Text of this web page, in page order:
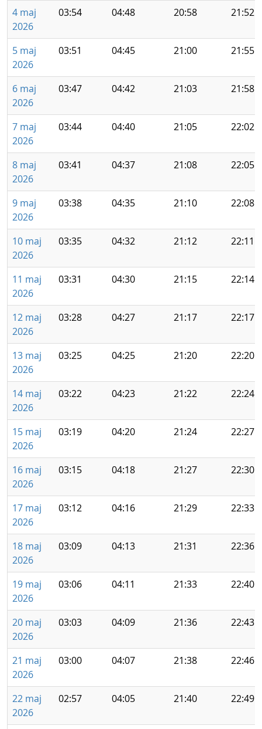
4 maj
2026
03:54 04:48 20:58 21:52
5 maj
2026
03:51 04:45 21:00 21:55
6 maj
2026
03:47 04:42 21:03 21:58
7 maj
2026
03:44 04:40 21:05 22:02
8 maj
2026
03:41 04:37 21:08 22:05
9 maj
2026
03:38 04:35 21:10 22:08
10 maj
2026
03:35 04:32 21:12 22:11
11 maj
2026
03:31 04:30 21:15 22:14
12 maj
2026
03:28 04:27 21:17 22:17
13 maj
2026
03:25 04:25 21:20 22:20
14 maj
2026
03:22 04:23 21:22 22:24
15 maj
2026
03:19 04:20 21:24 22:27
16 maj
2026
03:15 04:18 21:27 22:30
17 maj
2026
03:12 04:16 21:29 22:33
18 maj
2026
03:09 04:13 21:31 22:36
19 maj
2026
03:06 04:11 21:33 22:40
20 maj
2026
03:03 04:09 21:36 22:43
21 maj
2026
03:00 04:07 21:38 22:46
22 maj
2026
02:57 04:05 21:40 22:49